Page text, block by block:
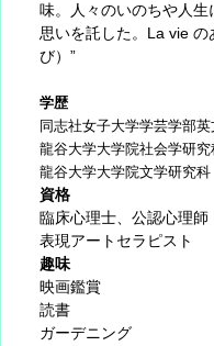
味。人々のいのちや人生
思いを託した。La vie の
び）”
学歴
同志社女子大学学芸学部英
龍谷大学大学院社会学研究
龍谷大学大学院文学研究
資格
臨床心理士、公認心理師
表現アートセラピスト
趣味
映画鑑賞
読書
ガーデニング